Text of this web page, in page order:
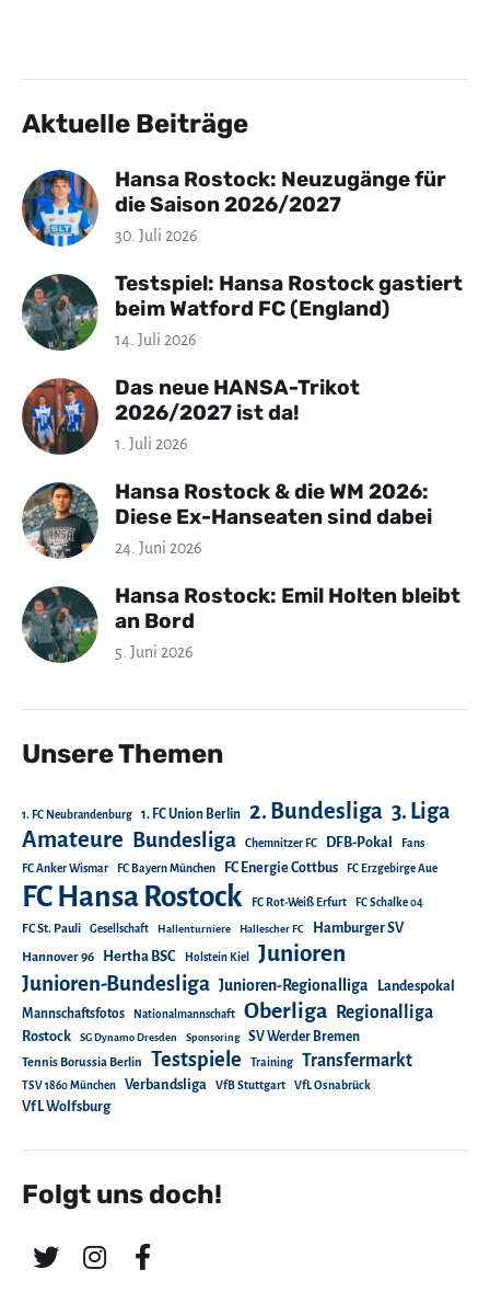
Aktuelle Beiträge
Hansa Rostock: Neuzugänge für
die Saison 2026/2027
30. Juli 2026
Testspiel: Hansa Rostock gastiert
beim Watford FC (England)
14. Juli 2026
Das neue HANSA-Trikot
2026/2027 ist da!
1. Juli 2026
Hansa Rostock & die WM 2026:
Diese Ex-Hanseaten sind dabei
24. Juni 2026
Hansa Rostock: Emil Holten bleibt
an Bord
5. Juni 2026
Unsere Themen
1. FC Neubrandenburg 1. FC Union Berlin 2. Bundesliga 3. Liga
Amateure Bundesliga Chemnitzer FC DFB-Pokal Fans
FC Anker Wismar FC Bayern München FC Energie Cottbus FC Erzgebirge Aue
FC Hansa Rostock FC Rot-Weiß Erfurt FC Schalke 04
FC St. Pauli Gesellschaft Hallenturniere Hallescher FC Hamburger SV
Hannover 96 Hertha BSC Holstein Kiel Junioren
Junioren-Bundesliga Junioren-Regionalliga
Landespokal
Mannschaftsfotos
Nationalmannschaft Oberliga Regionalliga
Rostock SG Dynamo Dresden Sponsoring SV Werder Bremen
Tennis Borussia Berlin Testspiele Training Transfermarkt
TSV 1860 München Verbandsliga VfB Stuttgart VfL Osnabrück
VfL Wolfsburg
Folgt uns doch!